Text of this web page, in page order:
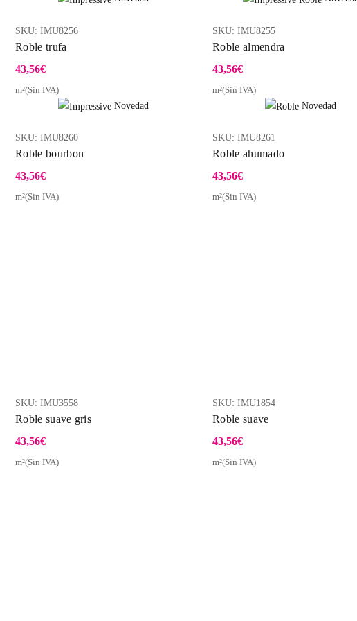
SKU: IMU8256
Roble trufa
43,56€
m²(Sin IVA)
SKU: IMU8255
Roble almendra
43,56€
m²(Sin IVA)
Novedad
SKU: IMU8260
Roble bourbon
43,56€
m²(Sin IVA)
Novedad
SKU: IMU8261
Roble ahumado
43,56€
m²(Sin IVA)
SKU: IMU3558
Roble suave gris
43,56€
m²(Sin IVA)
SKU: IMU1854
Roble suave
43,56€
m²(Sin IVA)